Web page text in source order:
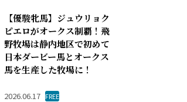
【優駿牝馬】ジュウリョク
ピエロがオークス制覇！飛
野牧場は静内地区で初めて
日本ダービー馬とオークス
馬を生産した牧場に！
2026.06.17 FREE